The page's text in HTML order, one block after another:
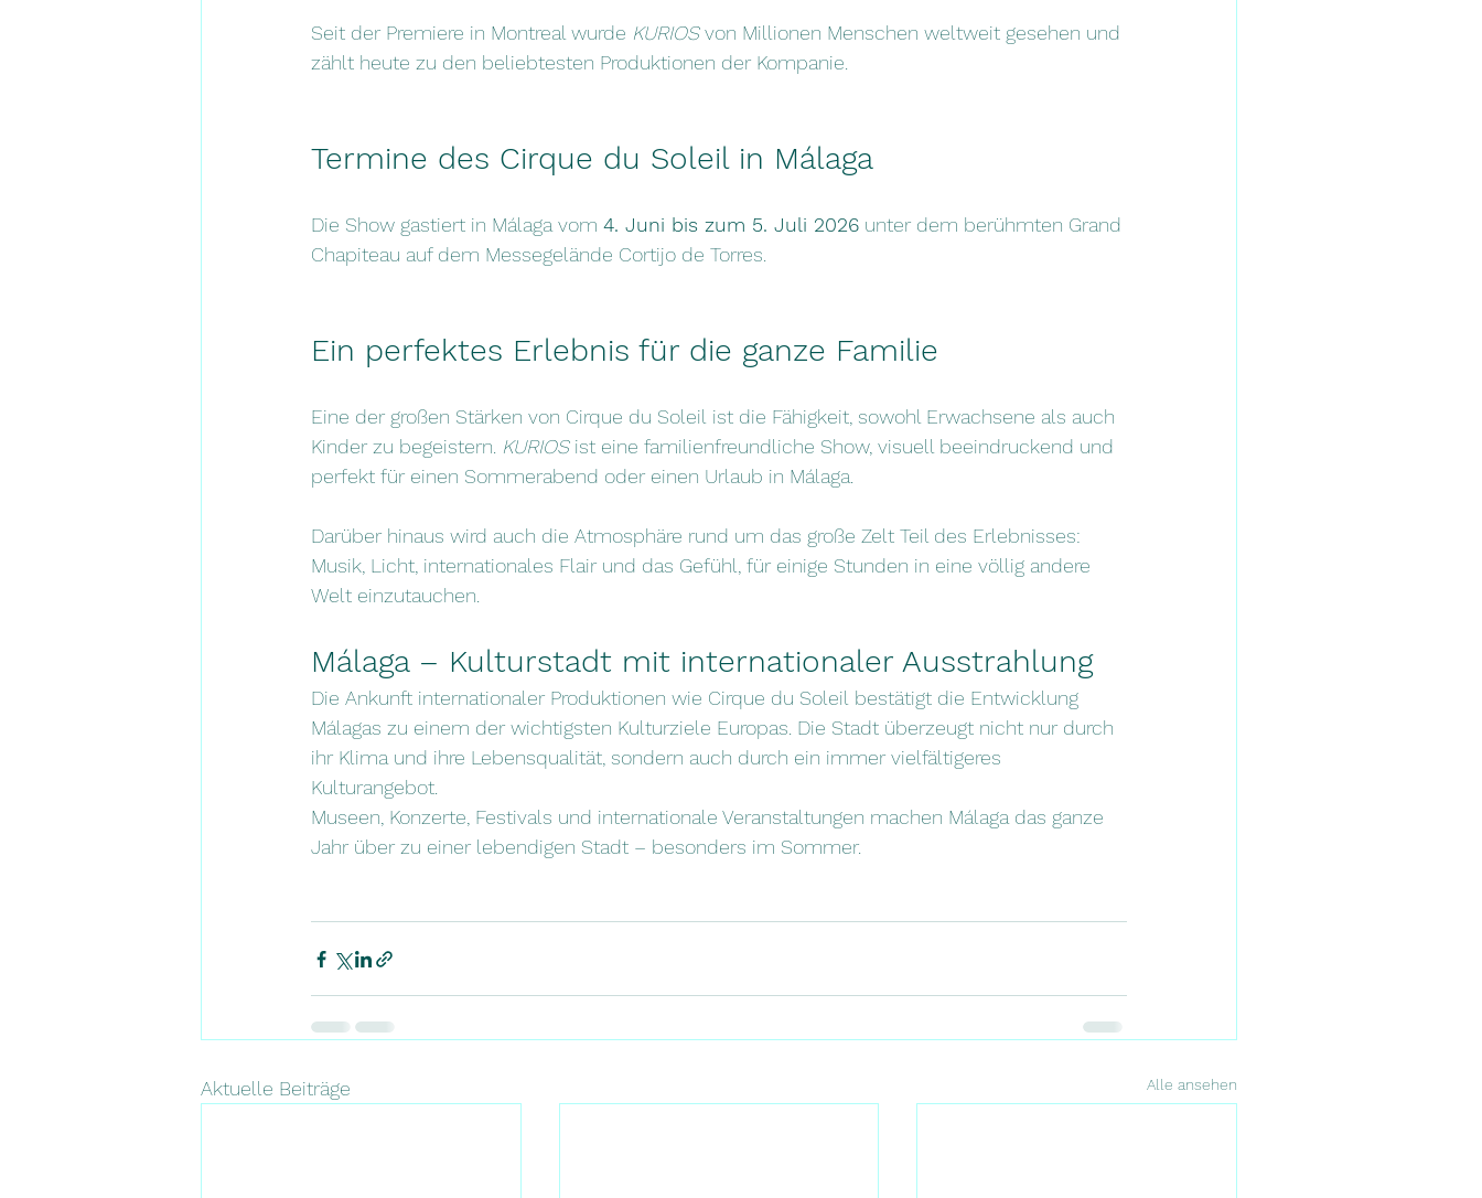
Seit der Premiere in Montreal wurde KURIOS von Millionen Menschen weltweit gesehen und
zählt heute zu den beliebtesten Produktionen der Kompanie.
Termine des Cirque du Soleil in Málaga
Die Show gastiert in Málaga vom 4. Juni bis zum 5. Juli 2026 unter dem berühmten Grand
Chapiteau auf dem Messegelände Cortijo de Torres.
Ein perfektes Erlebnis für die ganze Familie
Eine der großen Stärken von Cirque du Soleil ist die Fähigkeit, sowohl Erwachsene als auch
Kinder zu begeistern. KURIOS ist eine familienfreundliche Show, visuell beeindruckend und
perfekt für einen Sommerabend oder einen Urlaub in Málaga.
Darüber hinaus wird auch die Atmosphäre rund um das große Zelt Teil des Erlebnisses:
Musik, Licht, internationales Flair und das Gefühl, für einige Stunden in eine völlig andere
Welt einzutauchen.
Málaga – Kulturstadt mit internationaler Ausstrahlung
Die Ankunft internationaler Produktionen wie Cirque du Soleil bestätigt die Entwicklung
Málagas zu einem der wichtigsten Kulturziele Europas. Die Stadt überzeugt nicht nur durch
ihr Klima und ihre Lebensqualität, sondern auch durch ein immer vielfältigeres
Kulturangebot.
Museen, Konzerte, Festivals und internationale Veranstaltungen machen Málaga das ganze
Jahr über zu einer lebendigen Stadt – besonders im Sommer.
Aktuelle Beiträge Alle ansehen